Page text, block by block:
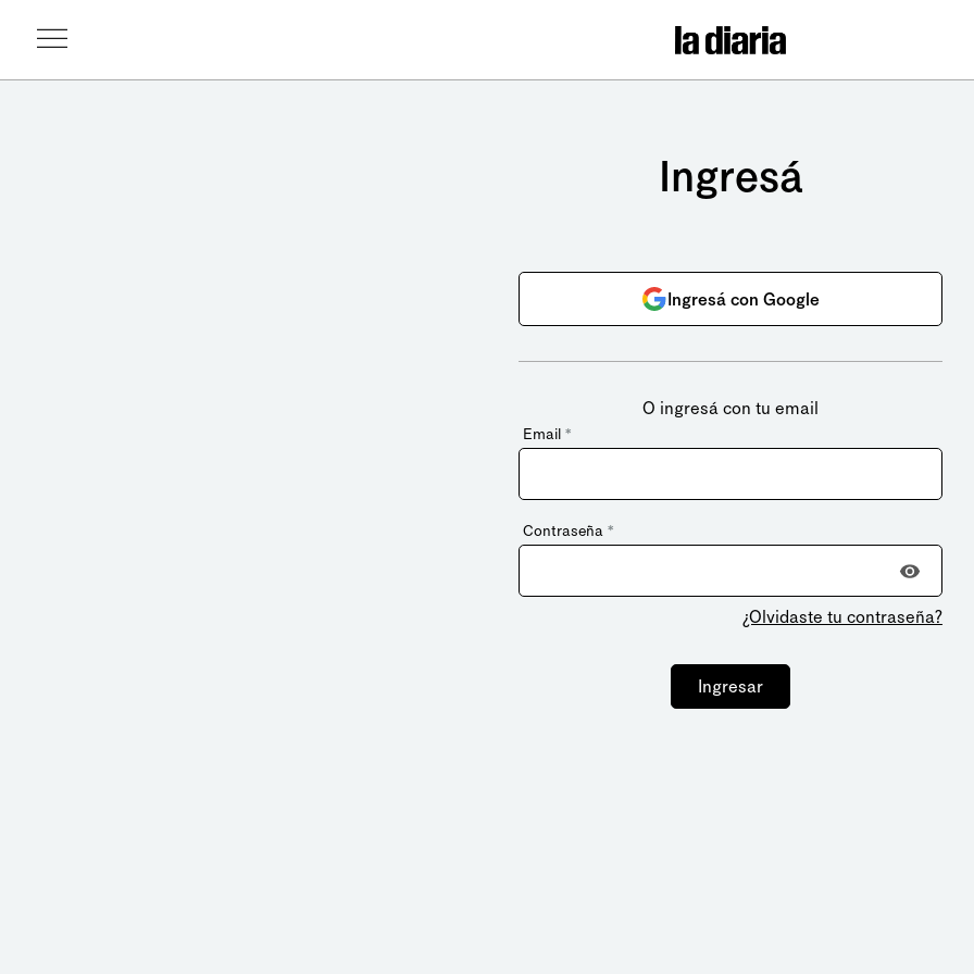
Ingresá
Ingresá con Google
O ingresá con tu email
Email *
Contraseña *
¿Olvidaste tu contraseña?
Ingresar